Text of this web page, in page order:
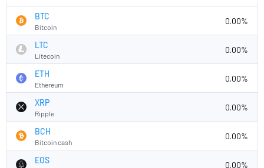
BTC
Bitcoin
0.00%
LTC
Litecoin
0.00%
ETH
Ethereum
0.00%
XRP
Ripple
0.00%
BCH
Bitcoin cash
0.00%
EOS 0.00%